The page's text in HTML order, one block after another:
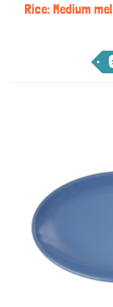
Rice: Medium